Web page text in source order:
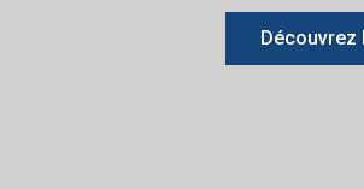
Découvrez